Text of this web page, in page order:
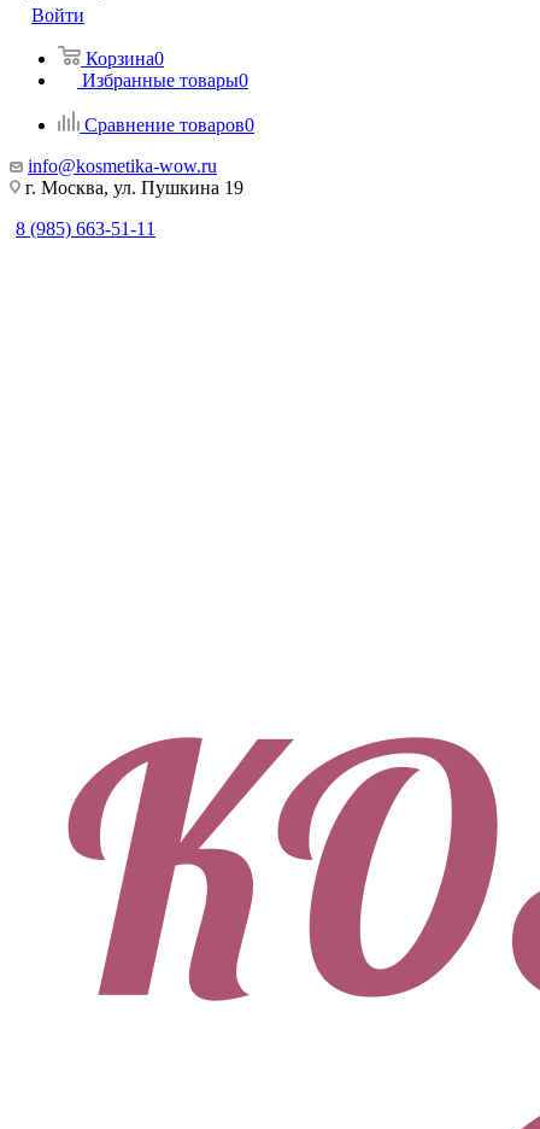
Войти
Корзина0
Избранные товары0
Сравнение товаров0
info@kosmetika-wow.ru
г. Москва, ул. Пушкина 19
8 (985) 663-51-11